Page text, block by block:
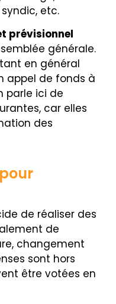
etc.
prévisionnel
générale.
en général
appel de fonds à
parle ici de
car elles
des
de réaliser des
de
changement
sont hors
être votées en